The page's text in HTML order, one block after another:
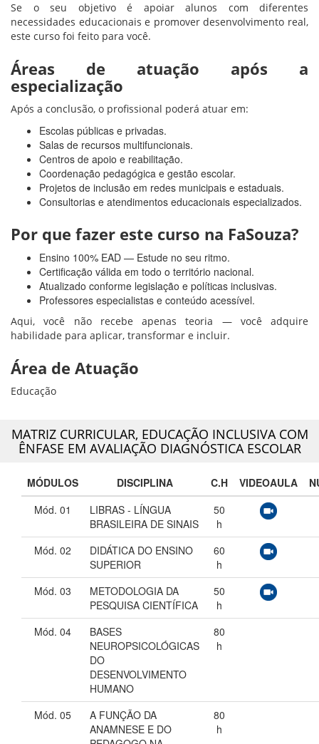
Se o seu objetivo é apoiar alunos com diferentes
necessidades educacionais e promover desenvolvimento real,
este curso foi feito para você.
Áreas de atuação após a
especialização
Após a conclusão, o profissional poderá atuar em:
Escolas públicas e privadas.
Salas de recursos multifuncionais.
Centros de apoio e reabilitação.
Coordenação pedagógica e gestão escolar.
Projetos de inclusão em redes municipais e estaduais.
Consultorias e atendimentos educacionais especializados.
Por que fazer este curso na FaSouza?
Ensino 100% EAD — Estude no seu ritmo.
Certificação válida em todo o território nacional.
Atualizado conforme legislação e políticas inclusivas.
Professores especialistas e conteúdo acessível.
Aqui, você não recebe apenas teoria — você adquire
habilidade para aplicar, transformar e incluir.
Área de Atuação
Educação
MATRIZ CURRICULAR, EDUCAÇÃO INCLUSIVA COM
ÊNFASE EM AVALIAÇÃO DIAGNÓSTICA ESCOLAR
MÓDULOS DISCIPLINA C.H VIDEOAULA
Mód. 01
LIBRAS - LÍNGUA
BRASILEIRA DE SINAIS
50
h
Mód. 02
DIDÁTICA DO ENSINO
SUPERIOR
60
h
Mód. 03
METODOLOGIA DA
PESQUISA CIENTÍFICA
50
h
Mód. 04
BASES
NEUROPSICOLÓGICAS
DO
DESENVOLVIMENTO
HUMANO
80
h
Mód. 05
A FUNÇÃO DA
ANAMNESE E DO
80
h